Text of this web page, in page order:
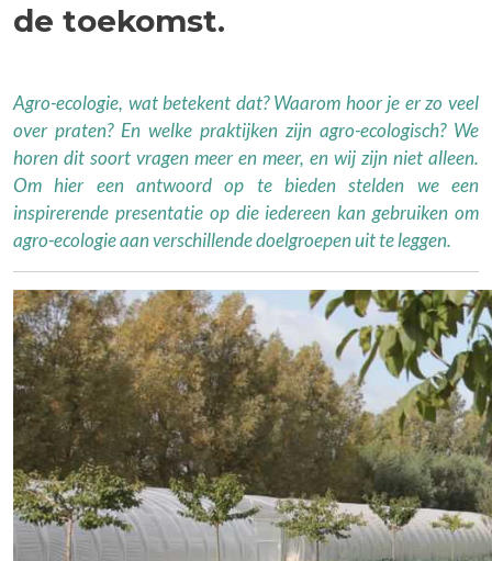
de toekomst.
Agro-ecologie, wat betekent dat? Waarom hoor je er zo veel
over praten? En welke praktijken zijn agro-ecologisch? We
horen dit soort vragen meer en meer, en wij zijn niet alleen.
Om hier een antwoord op te bieden stelden we een
inspirerende presentatie op die iedereen kan gebruiken om
agro-ecologie aan verschillende doelgroepen uit te leggen.